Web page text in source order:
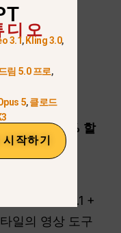
→최대 50% 할
델 + GPT-5.1 +
일의 영상 도구
디오
3.1,Kling 3.0,
림 5.0 프로,
5,클로드
작하기